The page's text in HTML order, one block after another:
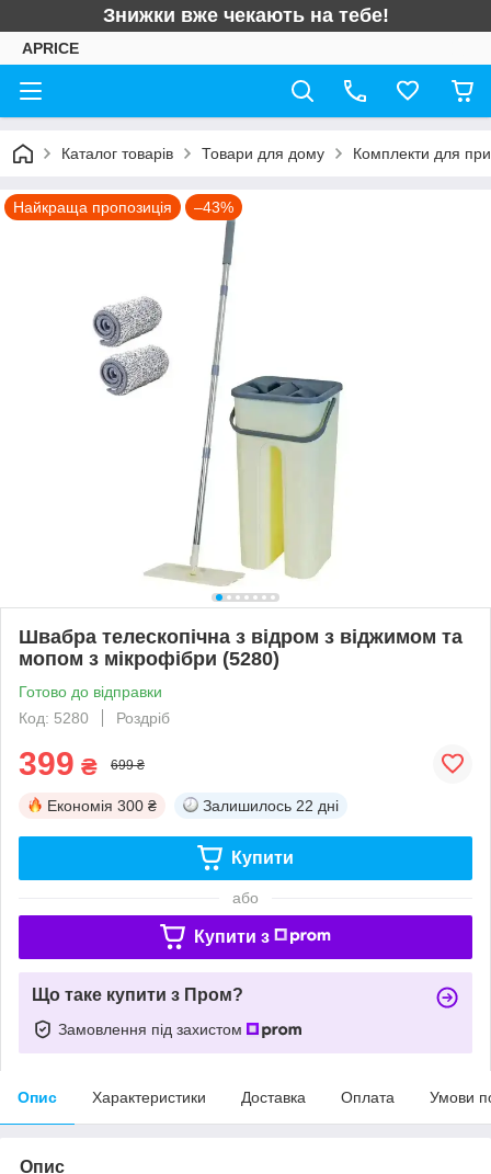
Знижки вже чекають на тебе!
APRICE
Каталог товарів Товари для дому Комплекти для
Найкраща пропозиція –43%
Швабра телескопічна з відром з віджимом та
мопом з мікрофібри (5280)
Готово до відправки
Код: 5280
Роздріб
399 ₴ 699 ₴
Економія 300 ₴ Залишилось 22 дні
Купити
або
Купити з
Що таке купити з Пром?
Замовлення під захистом
Опис Характеристики Доставка Оплата Умови
Опис